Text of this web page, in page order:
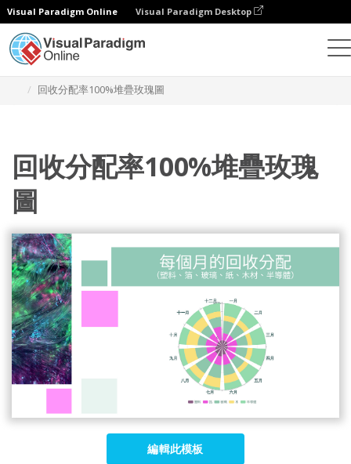
Visual Paradigm Online Visual Paradigm Desktop
回收分配率100%堆疊玫瑰圖
回收分配率100%堆疊玫瑰
圖
編輯此模板